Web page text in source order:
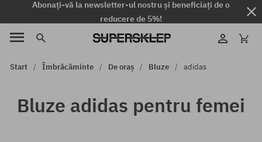
Abonați-vă la newsletter-ul nostru și beneficiați de o
reducere de 5%!
Start Îmbrăcăminte De oraș Bluze adidas
Bluze adidas pentru femei